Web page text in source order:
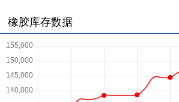
橡胶库存数据